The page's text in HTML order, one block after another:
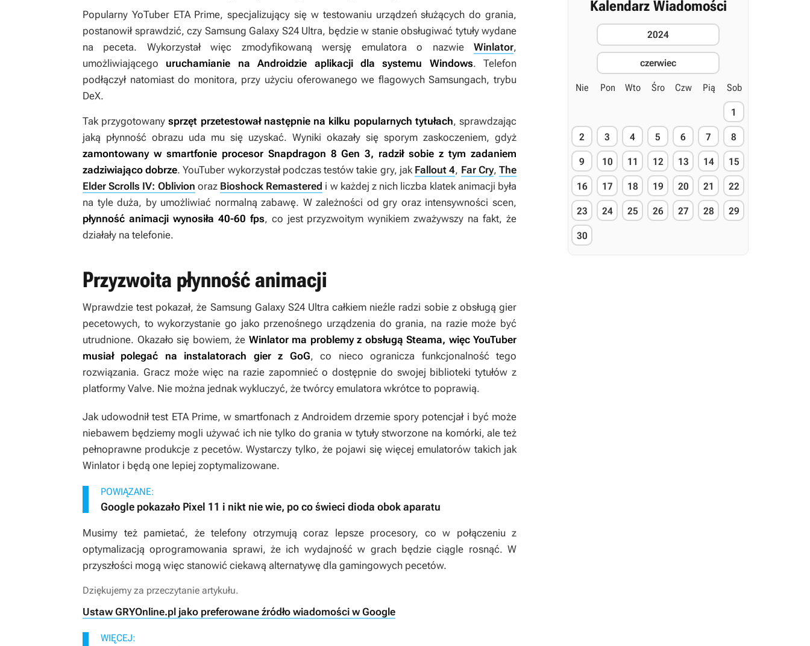
Popularny YoTuber ETA Prime, specjalizujący się w testowaniu urządzeń służących do grania,
postanowił sprawdzić, czy Samsung Galaxy S24 Ultra, będzie w stanie obsługiwać tytuły wydane
na peceta. Wykorzystał więc zmodyfikowaną wersję emulatora o nazwie Winlator,
umożliwiającego uruchamianie na Androidzie aplikacji dla systemu Windows. Telefon
podłączył natomiast do monitora, przy użyciu oferowanego we flagowych Samsungach, trybu
DeX.
Tak przygotowanysprzęt przetestował następnie na kilku popularnych tytułach, sprawdzając
jaką płynność obrazu uda mu się uzyskać. Wyniki okazały się sporym zaskoczeniem, gdyż
zamontowany w smartfonie procesor Snapdragon 8 Gen 3, radził sobie z tym zadaniem
zadziwiająco dobrze. YouTuber wykorzystał podczas testów takie gry, jak Fallout 4, Far Cry,The
Elder Scrolls IV: Oblivion oraz Bioshock Remastered i w każdej z nich liczba klatek animacji była
na tyle duża, by umożliwiać normalną zabawę. W zależności od gry oraz intensywności scen,
płynność animacji wynosiła 40-60 fps, co jest przyzwoitym wynikiem zważywszy na fakt, że
działały na telefonie.
Przyzwoita płynność animacji
Wprawdzie test pokazał, że Samsung Galaxy S24 Ultra całkiem nieźle radzi sobie z obsługą gier
pecetowych, to wykorzystanie go jako przenośnego urządzenia do grania, na razie może być
utrudnione. Okazało się bowiem, że Winlator ma problemy z obsługą Steama, więc YouTuber
musiał polegać na instalatorach gier z GoG, co nieco ogranicza funkcjonalność tego
rozwiązania. Gracz może więc na razie zapomnieć o dostępnie do swojej biblioteki tytułów z
platformy Valve. Nie można jednak wykluczyć, że twórcy emulatora wkrótce to poprawią.
Jak udowodnił test ETA Prime, w smartfonach z Androidem drzemie spory potencjał i być może
niebawem będziemy mogli używać ich nie tylko do grania w tytuły stworzone na komórki, ale też
pełnoprawne produkcje z pecetów. Wystarczy tylko, że pojawi się więcej emulatorów takich jak
Winlator i będą one lepiej zoptymalizowane.
POWIĄZANE:
Google pokazało Pixel 11 i nikt nie wie, po co świeci dioda obok aparatu
Musimy też pamietać, że telefony otrzymują coraz lepsze procesory, co w połączeniu z
optymalizacją oprogramowania sprawi, że ich wydajność w grach będzie ciągle rosnąć. W
przyszłości mogą więc stanowić ciekawą alternatywę dla gamingowych pecetów.
Dziękujemy za przeczytanie artykułu.
Ustaw GRYOnline.pl jako preferowane źródło wiadomości w Google
WIĘCEJ:
Kalendarz Wiadomości
2024
czerwiec
Nie Pon Wto Śro Czw Pią Sob
1
2 3 4 5 6 7 8
9 10 11 12 13 14 15
16 17 18 19 20 21 22
23 24 25 26 27 28 29
30